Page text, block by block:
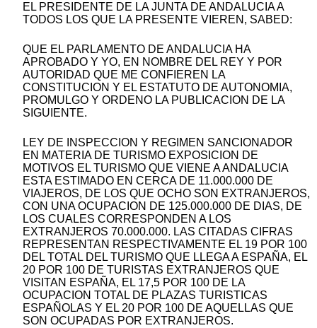
EL PRESIDENTE DE LA JUNTA DE ANDALUCIA A
TODOS LOS QUE LA PRESENTE VIEREN, SABED:
QUE EL PARLAMENTO DE ANDALUCIA HA
APROBADO Y YO, EN NOMBRE DEL REY Y POR
AUTORIDAD QUE ME CONFIEREN LA
CONSTITUCION Y EL ESTATUTO DE AUTONOMIA,
PROMULGO Y ORDENO LA PUBLICACION DE LA
SIGUIENTE.
LEY DE INSPECCION Y REGIMEN SANCIONADOR
EN MATERIA DE TURISMO EXPOSICION DE
MOTIVOS EL TURISMO QUE VIENE A ANDALUCIA
ESTA ESTIMADO EN CERCA DE 11.000.000 DE
VIAJEROS, DE LOS QUE OCHO SON EXTRANJEROS,
CON UNA OCUPACION DE 125.000.000 DE DIAS, DE
LOS CUALES CORRESPONDEN A LOS
EXTRANJEROS 70.000.000. LAS CITADAS CIFRAS
REPRESENTAN RESPECTIVAMENTE EL 19 POR 100
DEL TOTAL DEL TURISMO QUE LLEGA A ESPAÑA, EL
20 POR 100 DE TURISTAS EXTRANJEROS QUE
VISITAN ESPAÑA, EL 17,5 POR 100 DE LA
OCUPACION TOTAL DE PLAZAS TURISTICAS
ESPAÑOLAS Y EL 20 POR 100 DE AQUELLAS QUE
SON OCUPADAS POR EXTRANJEROS.